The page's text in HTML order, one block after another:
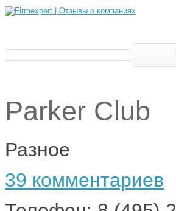
Parker Club
Разное
39 комментариев